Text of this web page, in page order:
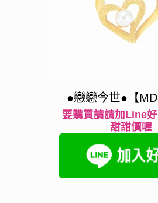
●戀戀今世●【
要購買請請加Line好
甜甜價喔